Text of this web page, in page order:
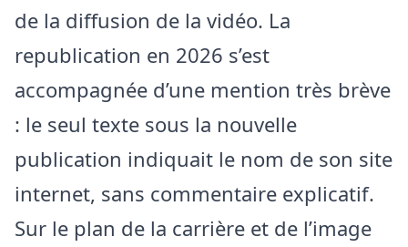
de la diffusion de la vidéo. La
republication en 2026 s’est
accompagnée d’une mention très brève
: le seul texte sous la nouvelle
publication indiquait le nom de son site
internet, sans commentaire explicatif.
Sur le plan de la carrière et de l’image